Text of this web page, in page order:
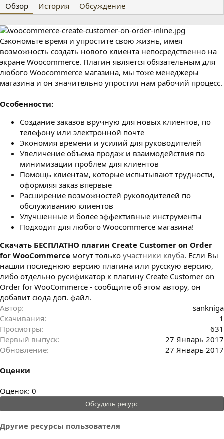
т
о
р
т
а
с
о
з
д
а
и
я
Обзор История Обсуждение
Сэкономьте время и упростите свою жизнь, имея
возможность создать нового клиента непосредственно на
экране Woocommerce. Плагин является обязательным для
любого Woocommerce магазина, мы тоже менеджеры
магазина и он значительно упростил нам рабочий процесс.
Особенности:
Создание заказов вручную для новых клиентов, по
телефону или электронной почте
Экономия времени и усилий для руководителей
Увеличение объема продаж и взаимодействия по
минимизации проблем для клиентов
Помощь клиентам, которые испытывают трудности,
оформляя заказ впервые
Расширение возможностей руководителей по
обслуживанию клиентов
Улучшенные и более эффективные инструменты
Подходит для любого Woocommerce магазина!
Cкачать БЕСПЛАТНО плагин Create Customer on Order
for WooCommerce могут только участники клуба. Если Вы
нашли последнюю версию плагина или русскую версию,
либо отдельно русификатор к плагину Create Customer on
Order for WooCommerce - сообщите об этом автору, он
добавит сюда доп. файл.
Автор
sankniga
Скачивания
1
Просмотры
631
Первый выпуск
27 Январь 2017
Обновление
27 Январь 2017
Оценки
0
.
0
0
з
Оценок: 0
Обсудить ресурс
Другие ресурсы пользователя